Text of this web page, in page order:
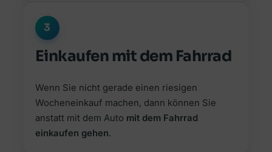
3
Einkaufen mit dem Fahrrad
Wenn Sie nicht gerade einen riesigen
Wocheneinkauf machen, dann können Sie
anstatt mit dem Auto mit dem Fahrrad
einkaufen gehen.